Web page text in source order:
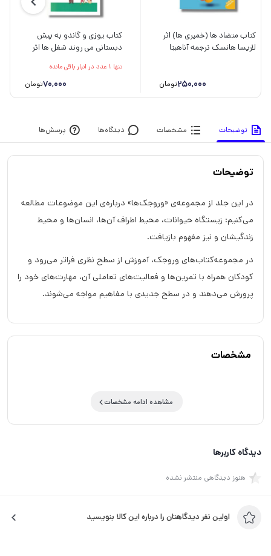
کتاب متضاد ها (خمیری ها) اثر
لاریسا هانسک ترجمه آناهیتا
250,000تومان
کتاب یوزی و گاندو به پیش
دبستانی می روند شغل ها اثر
و صدیقه عندلیبی نشر محراب
تنها 1 عدد در انبار باقی مانده
70,000تومان
توضیحات مشخصات دیدگاه‌ها پرسش‌ها
توضیحات
در این جلد از مجموعه‌ی «وروجک‌ها» درباره‌ی این موضوعات مطالعه
می‌کنیم: زیستگاه حیوانات، محیط اطراف آن‌ها، انسان‌ها و محیط
زندگیشان و نیز مفهوم بازیافت.
در مجموعه‌کتاب‌های وروجک، آموزش از سطح نظری فراتر می‌رود و
کودکان همراه با تمرین‌ها و فعالیت‌های تعاملی آن، مهارت‌های خود را
پرورش می‌دهند و در سطح جدیدی با مفاهیم مواجه می‌شوند.
مشخصات
مشاهده ادامه مشخصات
دیدگاه کاربرها
هنوز دیدگاهی منتشر نشده
اولین نفر دیدگاهتان را درباره این کالا بنویسید